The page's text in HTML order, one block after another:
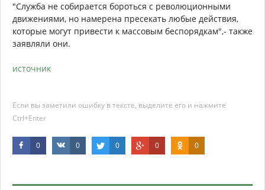
"Служба не собирается бороться с революционными
движениями, но намерена пресекать любые действия,
которые могут привести к массовым беспорядкам",- также
заявляли они.
источник
Если вы заметили ошибку в тексте, выделите его и нажмите
Ctrl+Enter
0 0 0 0 0